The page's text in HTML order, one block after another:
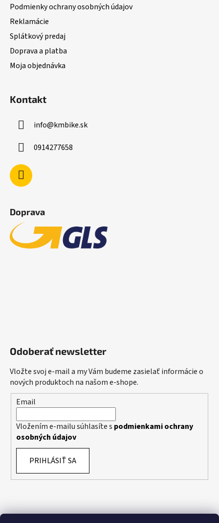
Podmienky ochrany osobných údajov
Reklamácie
Splátkový predaj
Doprava a platba
Moja objednávka
Kontakt
info@kmbike.sk
0914277658
Doprava
Odoberať newsletter
Vložte svoj e-mail a my Vám budeme zasielať informácie o
nových produktoch na našom e-shope.
Email
Vložením e-mailu súhlasíte s podmienkami ochrany
osobných údajov
PRIHLÁSIŤ SA